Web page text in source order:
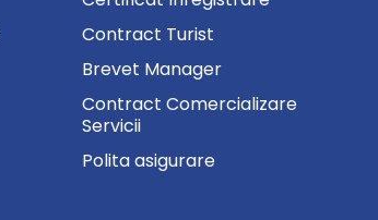
Contract Turist
Brevet Manager
Contract Comercializare
Servicii
Polita asigurare